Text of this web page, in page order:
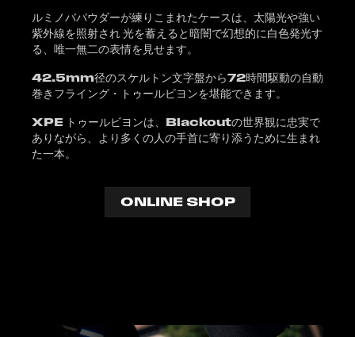
ルミノバパウダーが練りこまれたケースは、太陽光や強い
紫外線を照射され 光を蓄えると暗闇で幻想的に白色発光す
る、唯一無二の表情を見せます。
42.5mm径のスケルトン文字盤から72時間駆動の自動
巻きフライング・トゥールビヨンを堪能できます。
XPE トゥールビヨンは、Blackoutの世界観に忠実で
ありながら、より多くの人の手首に寄り添うために生まれ
た一本。
ONLINE SHOP